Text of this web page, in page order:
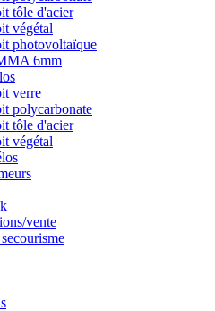
tôle d'acier
végétal
photovoltaïque
6mm
verre
polycarbonate
tôle d'acier
végétal
vente